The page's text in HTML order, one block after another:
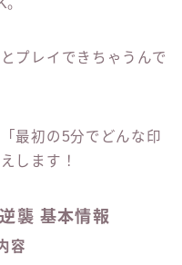
プレイできちゃうんで
最初の5分でどんな印
します！
襲 基本情報
容